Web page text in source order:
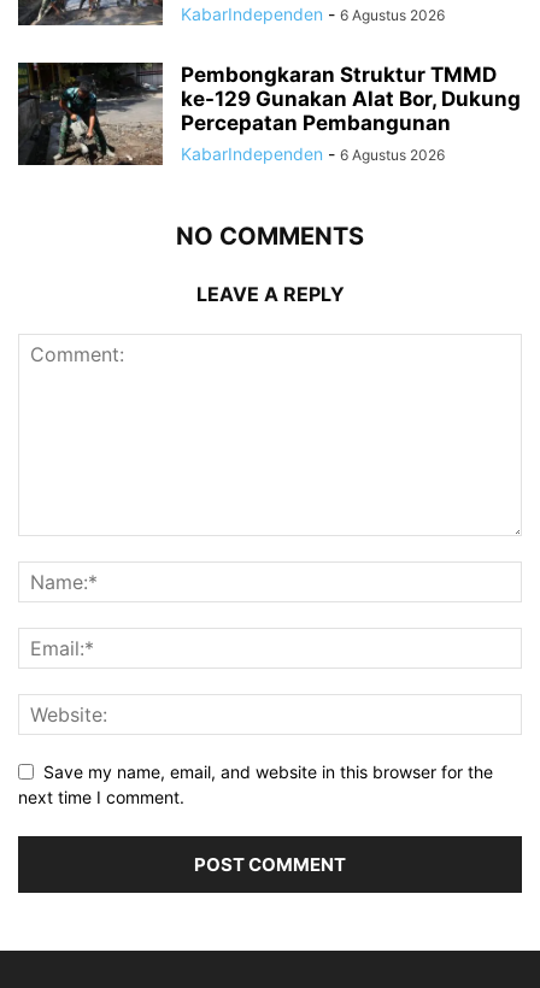
KabarIndependen - 6 Agustus 2026
Pembongkaran Struktur TMMD
ke-129 Gunakan Alat Bor, Dukung
Percepatan Pembangunan
KabarIndependen - 6 Agustus 2026
NO COMMENTS
LEAVE A REPLY
Save my name, email, and website in this browser for the
next time I comment.